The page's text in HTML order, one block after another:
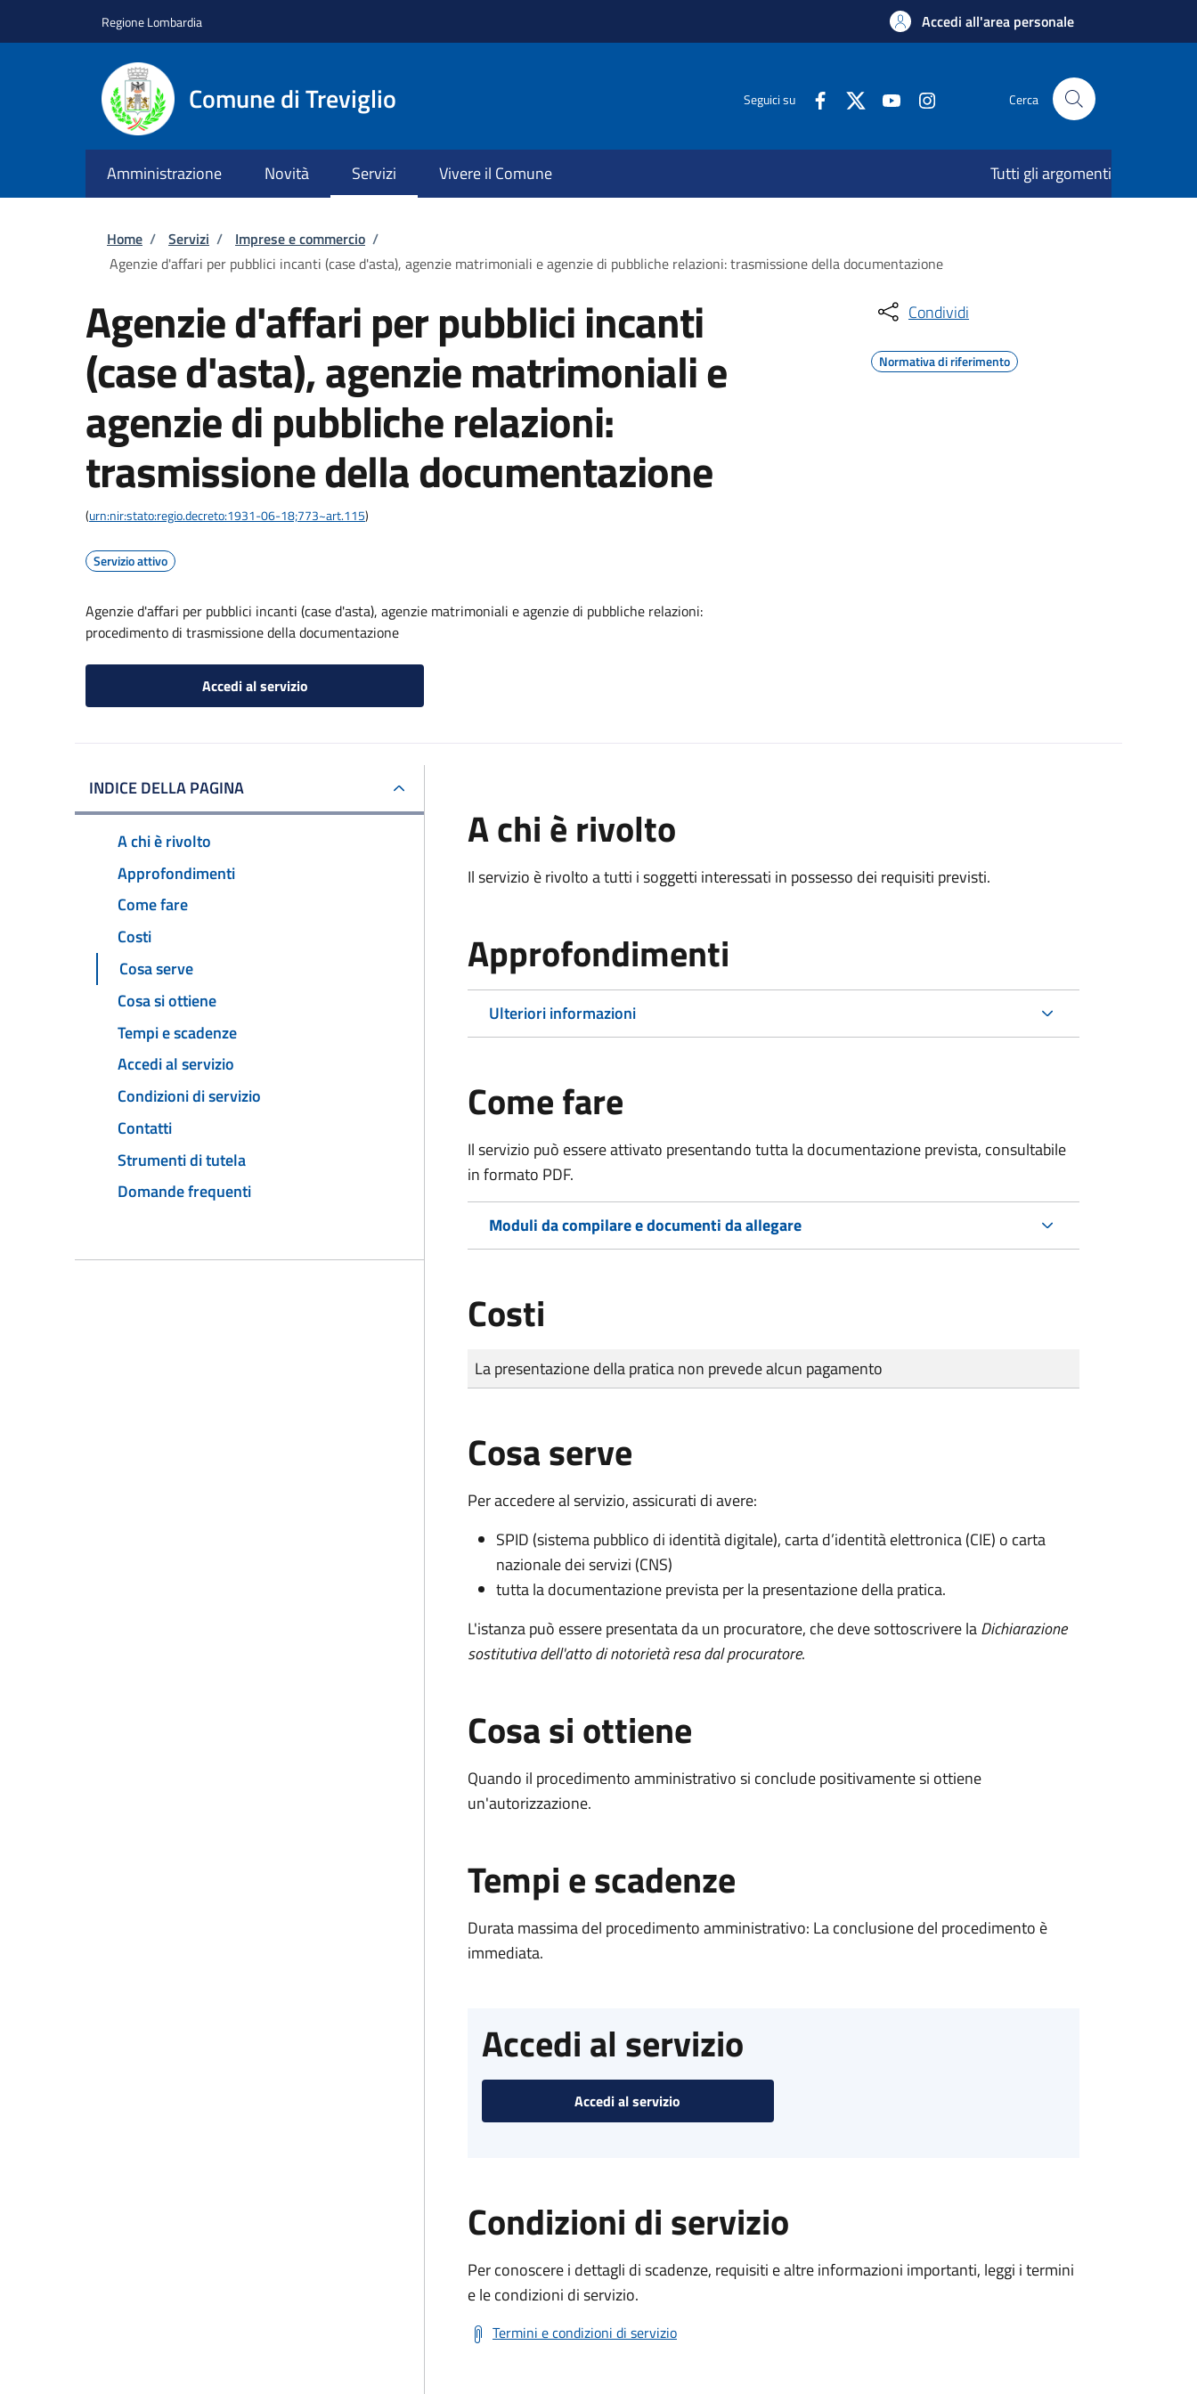
Regione Lombardia Accedi all'area personale
Comune di Treviglio Seguici su Cerca
Amministrazione Novità Servizi Vivere il Comune Tutti gli argomenti
Briciole di pane
Home / Servizi / Imprese e commercio /
Agenzie d'affari per pubblici incanti (case d'asta), agenzie matrimoniali e agenzie di pubbliche relazioni: trasmissione della documentazione
Agenzie d'affari per pubblici incanti
(case d'asta), agenzie matrimoniali e
agenzie di pubbliche relazioni:
trasmissione della documentazione
(urn:nir:stato:regio.decreto:1931-06-18;773~art.115)
Servizio attivo
Agenzie d'affari per pubblici incanti (case d'asta), agenzie matrimoniali e agenzie di pubbliche relazioni:
procedimento di trasmissione della documentazione
Accedi al servizio
Condividi
Normativa di riferimento
INDICE DELLA PAGINA
A chi è rivolto
Approfondimenti
Come fare
Costi
Cosa serve
Cosa si ottiene
Tempi e scadenze
Accedi al servizio
Condizioni di servizio
Contatti
Strumenti di tutela
Domande frequenti
A chi è rivolto
Il servizio è rivolto a tutti i soggetti interessati in possesso dei requisiti previsti.
Approfondimenti
Ulteriori informazioni
Come fare
Il servizio può essere attivato presentando tutta la documentazione prevista, consultabile
in formato PDF.
Moduli da compilare e documenti da allegare
Costi
Tipo di pagamento
Importo
La presentazione della pratica non prevede alcun pagamento
Cosa serve
Per accedere al servizio, assicurati di avere:
SPID (sistema pubblico di identità digitale), carta d’identità elettronica (CIE) o carta
nazionale dei servizi (CNS)
tutta la documentazione prevista per la presentazione della pratica.
L'istanza può essere presentata da un procuratore, che deve sottoscrivere laDichiarazione
sostitutiva dell'atto di notorietà resa dal procuratore.
Cosa si ottiene
Quando il procedimento amministrativo si conclude positivamente si ottiene
un'autorizzazione.
Tempi e scadenze
Durata massima del procedimento amministrativo: La conclusione del procedimento è
immediata.
Accedi al servizio
Accedi al servizio
Condizioni di servizio
Per conoscere i dettagli di scadenze, requisiti e altre informazioni importanti, leggi i termini
e le condizioni di servizio.
Termini e condizioni di servizio